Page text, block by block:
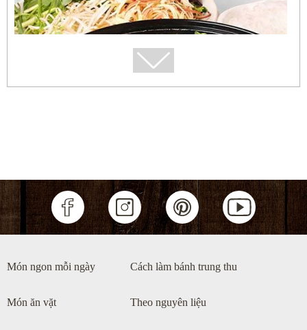
Lẩu cá chép giòn măng chua
Món ngon mỗi ngày Cách làm bánh trung thu
Món ăn vặt Theo nguyên liệu